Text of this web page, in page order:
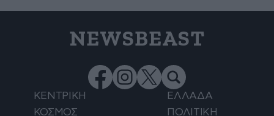
NEWSBEAST
ΚΕΝΤΡΙΚΗ
ΕΛΛΑΔΑ
ΚΟΣΜΟΣ
ΠΟΛΙΤΙΚΗ